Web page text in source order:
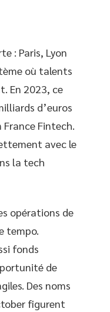
: Paris, Lyon
où talents
En 2023, ce
d’euros
Fintech.
avec le
la tech
opérations de
tempo.
fonds
de
Des noms
figurent